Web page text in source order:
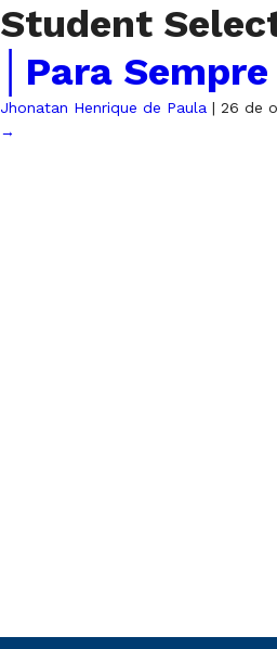
Student
│Para Sempre
Jhonatan Henrique de Paula | 26 de
→